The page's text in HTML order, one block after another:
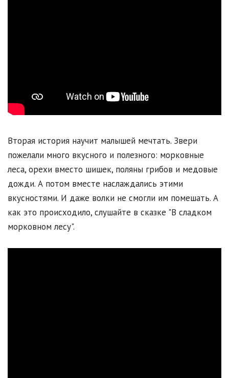
Вторая история научит малышей мечтать. Звери
пожелали много вкусного и полезного: морковные
леса, орехи вместо шишек, поляны грибов и медовые
дожди. А потом вместе наслаждались этими
вкусностями. И даже волки не смогли им помешать. А
как это происходило, слушайте в сказке "В сладком
морковном лесу".